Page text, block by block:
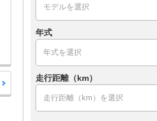
年式
走行距離（km）